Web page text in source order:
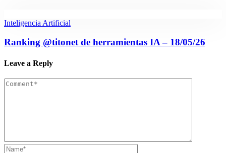
Inteligencia Artificial
Ranking @titonet de herramientas IA – 18/05/26
Leave a Reply